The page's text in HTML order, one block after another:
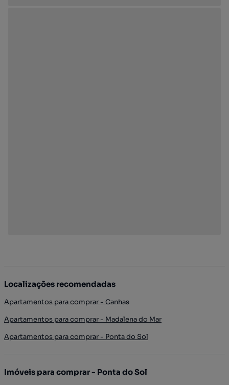
Localizações recomendadas
Apartamentos para comprar - Canhas
Apartamentos para comprar - Madalena do Mar
Apartamentos para comprar - Ponta do Sol
Imóveis para comprar - Ponta do Sol